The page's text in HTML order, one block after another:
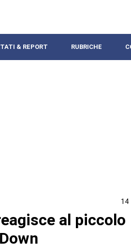
& REPORT RUBRICHE
14
al piccolo